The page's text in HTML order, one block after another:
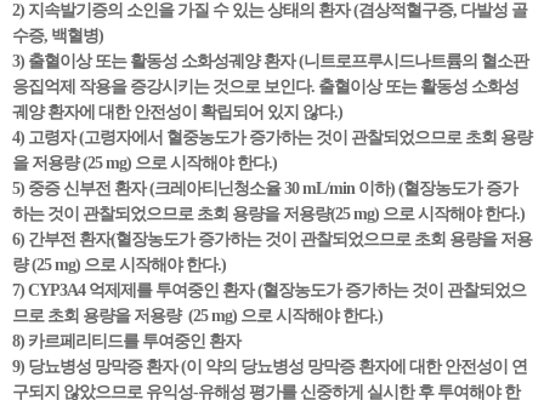
2) 지속발기증의 소인을 가질 수 있는 상태의 환자 (겸상적혈구증, 다발성 골
수증, 백혈병)
3) 출혈이상 또는 활동성 소화성궤양 환자 (니트로프루시드나트륨의 혈소판
응집억제 작용을 증강시키는 것으로 보인다. 출혈이상 또는 활동성 소화성
궤양 환자에 대한 안전성이 확립되어 있지 않다.)
4) 고령자 (고령자에서 혈중농도가 증가하는 것이 관찰되었으므로 초회 용량
을 저용량 (25 mg) 으로 시작해야 한다.)
5) 중증 신부전 환자 (크레아티닌청소율 30 mL/min 이하) (혈장농도가 증가
하는 것이 관찰되었으므로 초회 용량을 저용량(25 mg) 으로 시작해야 한다.)
6) 간부전 환자(혈장농도가 증가하는 것이 관찰되었으므로 초회 용량을 저용
량 (25 mg) 으로 시작해야 한다.)
7) CYP3A4 억제제를 투여중인 환자 (혈장농도가 증가하는 것이 관찰되었으
므로 초회 용량을 저용량 (25 mg) 으로 시작해야 한다.)
8) 카르페리티드를 투여중인 환자
9) 당뇨병성 망막증 환자 (이 약의 당뇨병성 망막증 환자에 대한 안전성이 연
구되지 않았으므로 유익성-유해성 평가를 신중하게 실시한 후 투여해야 한